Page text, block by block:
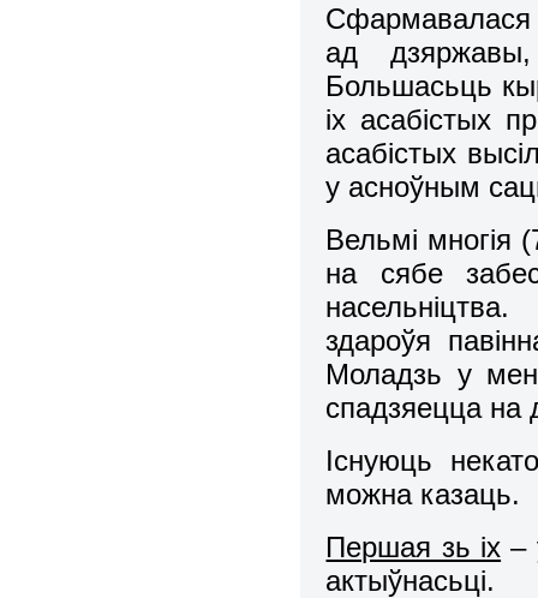
Сфармавалася
ад дзяржавы,
Большасьць
іх асабістых
асабістых
у асноўным
Вельмі многія
на сябе
здароўя
Моладзь у
спадзяецца на
Існуюць
можна казаць.
Першая зь іх –
актыўнасьці.